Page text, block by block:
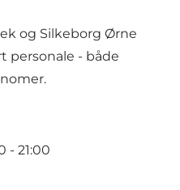
og Silkeborg Ørne
personale - både
- 21:00